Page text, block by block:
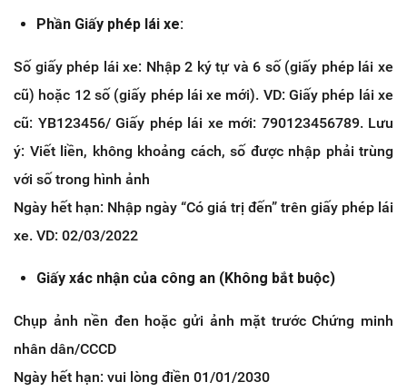
Phần Giấy phép lái xe:
Số giấy phép lái xe: Nhập 2 ký tự và 6 số (giấy phép lái xe
cũ) hoặc 12 số (giấy phép lái xe mới). VD: Giấy phép lái xe
cũ: YB123456/ Giấy phép lái xe mới: 790123456789. Lưu
ý: Viết liền, không khoảng cách, số được nhập phải trùng
với số trong hình ảnh
Ngày hết hạn: Nhập ngày “Có giá trị đến” trên giấy phép lái
xe. VD: 02/03/2022
Giấy xác nhận của công an (Không bắt buộc)
Chụp ảnh nền đen hoặc gửi ảnh mặt trước Chứng minh
nhân dân/CCCD
Ngày hết hạn: vui lòng điền 01/01/2030